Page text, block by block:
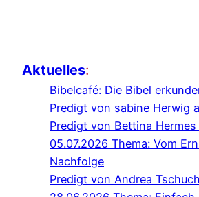
Aktuelles:
Bibelcafé: Die Bibel
Predigt von sabine Herwig
Predigt von Bettina Hermes
05.07.2026 Thema: Vom
Nachfolge
Predigt von Andrea